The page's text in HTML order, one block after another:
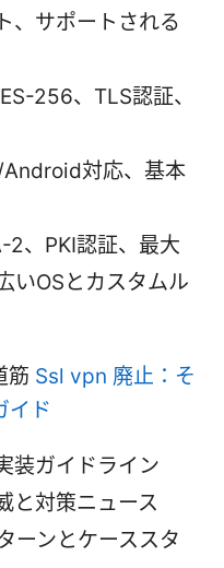
、サポートされる
256、TLS認証、
対応、基本
、PKI認証、最大
いOSとカスタムル
筋 Ssl vpn 廃止：そ
イド
装ガイドライン
と対策ニュース
ーンとケーススタ